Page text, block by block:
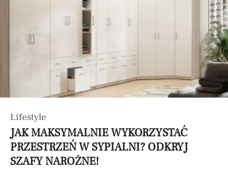
Lifestyle
JAK MAKSYMALNIE WYKORZYSTAĆ
PRZESTRZEŃ W SYPIALNI? ODKRYJ
SZAFY NAROŻNE!